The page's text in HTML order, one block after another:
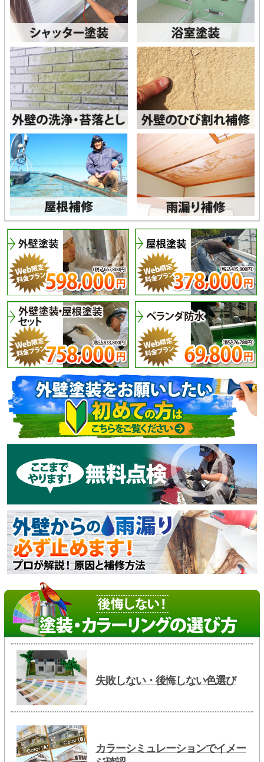
失敗しない・後悔しない色選び
カラーシミュレーションでイメー